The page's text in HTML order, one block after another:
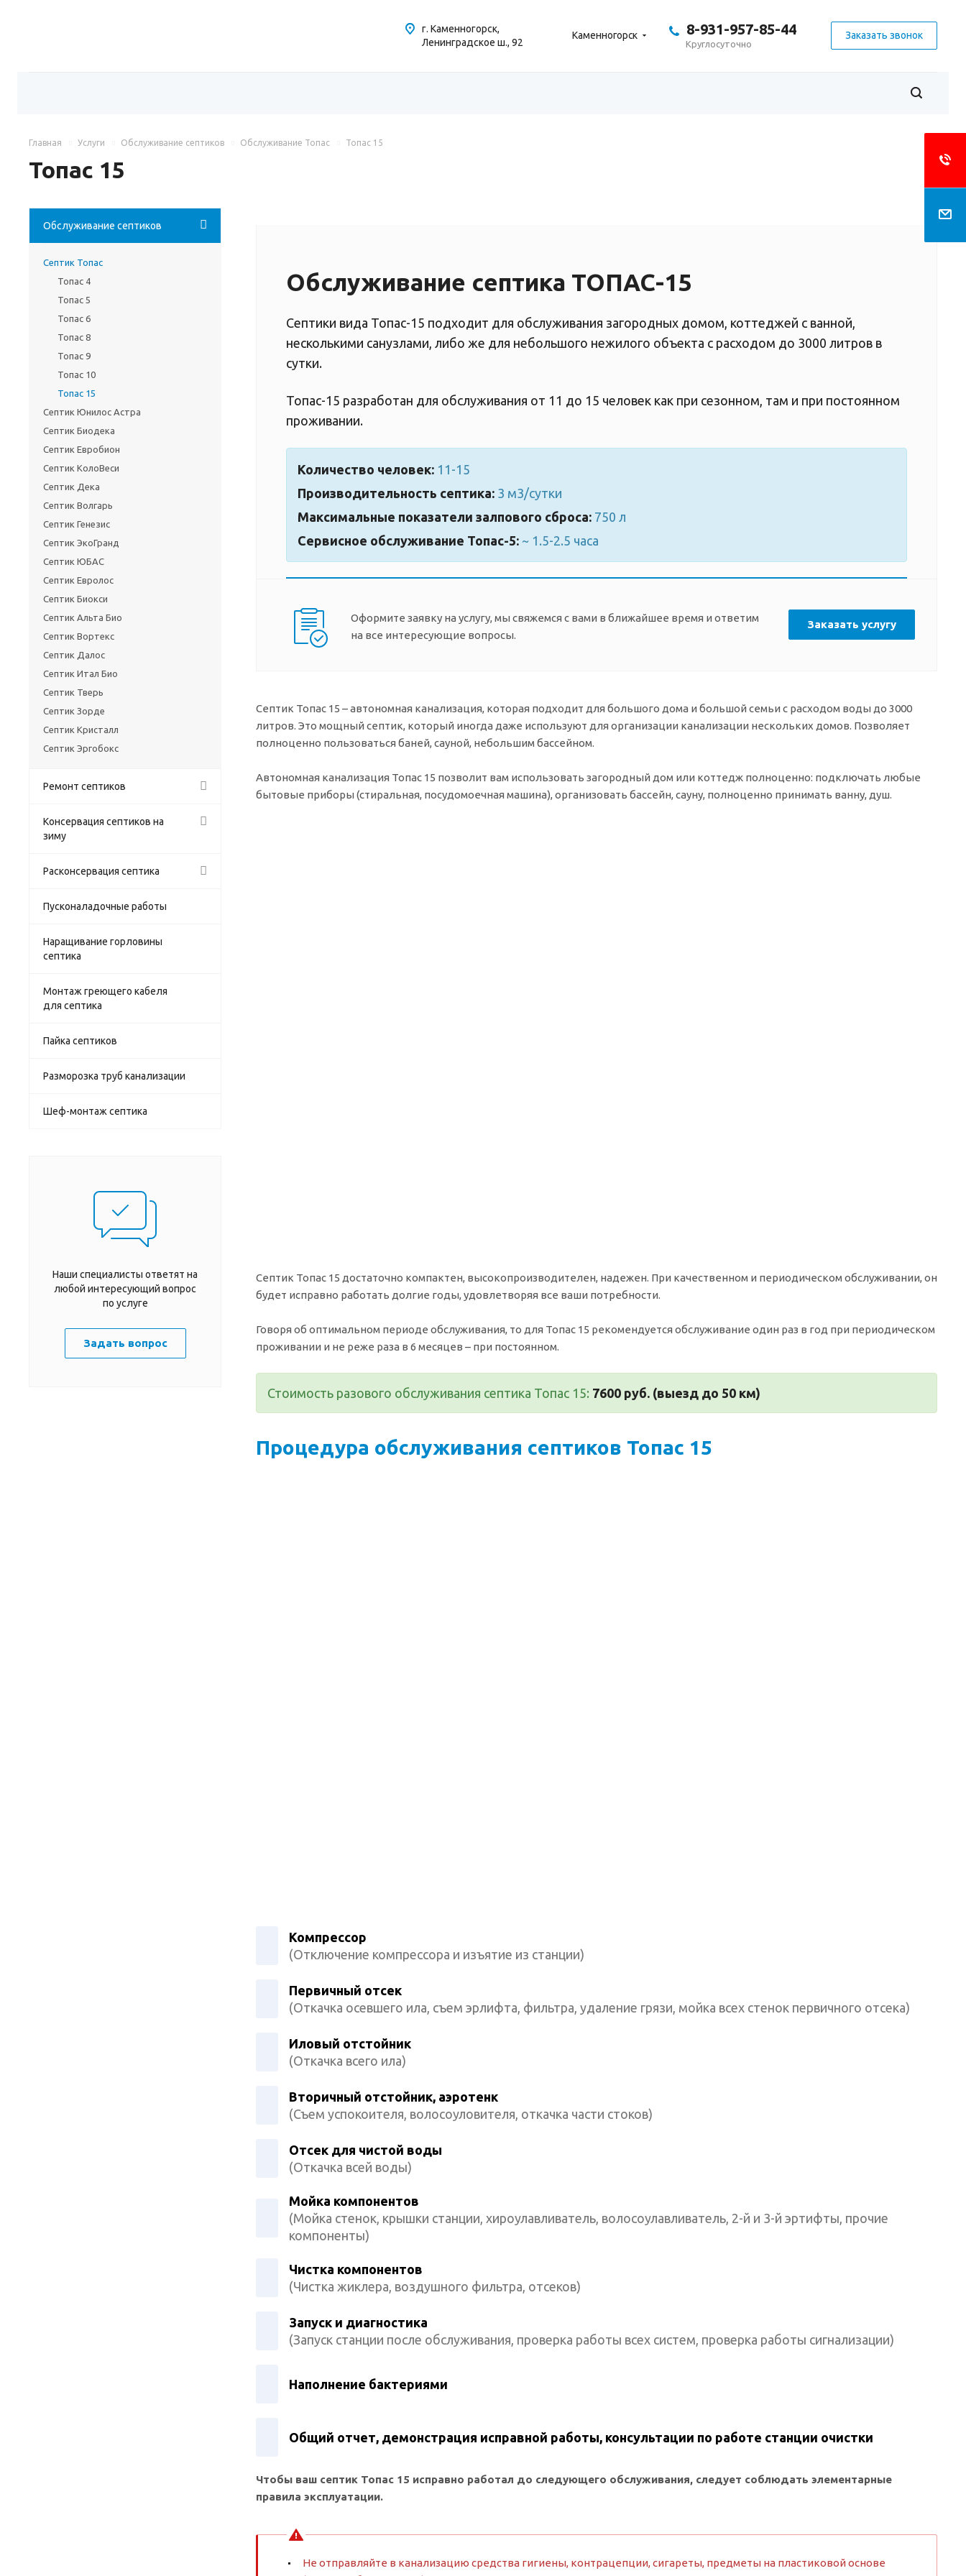
Каменногорск 8-931-957-85-44
Круглосуточно
Заказать звонок
г. Каменногорск,
Ленинградское ш., 92
Главная Услуги Обслуживание септиков Обслуживание Топас Топас 15
Топас 15
Обслуживание септика ТОПАС-15
Септики вида Топас-15 подходит для обслуживания загородных домом, коттеджей с ванной,
несколькими санузлами, либо же для небольшого нежилого объекта с расходом до 3000 литров в
сутки.
Топас-15 разработан для обслуживания от 11 до 15 человек как при сезонном, там и при постоянном
проживании.
Количество человек: 11-15
Производительность септика: 3 м3/сутки
Максимальные показатели залпового сброса: 750 л
Сервисное обслуживание Топас-5: ~ 1.5-2.5 часа
Оформите заявку на услугу, мы свяжемся с вами в ближайшее время и ответим
на все интересующие вопросы.
Заказать услугу
Септик Топас 15 – автономная канализация, которая подходит для большого дома и большой семьи с расходом воды до 3000
литров. Это мощный септик, который иногда даже используют для организации канализации нескольких домов. Позволяет
полноценно пользоваться баней, сауной, небольшим бассейном.
Автономная канализация Топас 15 позволит вам использовать загородный дом или коттедж полноценно: подключать любые
бытовые приборы (стиральная, посудомоечная машина), организовать бассейн, сауну, полноценно принимать ванну, душ.
Септик Топас 15 достаточно компактен, высокопроизводителен, надежен. При качественном и периодическом обслуживании, он
будет исправно работать долгие годы, удовлетворяя все ваши потребности.
Говоря об оптимальном периоде обслуживания, то для Топас 15 рекомендуется обслуживание один раз в год при периодическом
проживании и не реже раза в 6 месяцев – при постоянном.
Стоимость разового обслуживания септика Топас 15: 7600 руб. (выезд до 50 км)
Процедура обслуживания септиков Топас 15
Компрессор
(Отключение компрессора и изъятие из станции)
Первичный отсек
(Откачка осевшего ила, съем эрлифта, фильтра, удаление грязи, мойка всех стенок первичного отсека)
Иловый отстойник
(Откачка всего ила)
Вторичный отстойник, аэротенк
(Съем успокоителя, волосоуловителя, откачка части стоков)
Отсек для чистой воды
(Откачка всей воды)
Мойка компонентов
(Мойка стенок, крышки станции, хироулавливатель, волосоулавливатель, 2-й и 3-й эртифты, прочие
компоненты)
Чистка компонентов
(Чистка жиклера, воздушного фильтра, отсеков)
Запуск и диагностика
(Запуск станции после обслуживания, проверка работы всех систем, проверка работы сигнализации)
Наполнение бактериями
Общий отчет, демонстрация исправной работы, консультации по работе станции очистки
Чтобы ваш септик Топас 15 исправно работал до следующего обслуживания, следует соблюдать элементарные
правила эксплуатации.
Не отправляйте в канализацию средства гигиены, контрацепции, сигареты, предметы на пластиковой основе
Обслуживание септиков
Септик Топас
Топас 4
Топас 5
Топас 6
Топас 8
Топас 9
Топас 10
Топас 15
Септик Юнилос Астра
Септик Биодека
Септик Евробион
Септик КолоВеси
Септик Дека
Септик Волгарь
Септик Генезис
Септик ЭкоГранд
Септик ЮБАС
Септик Евролос
Септик Биокси
Септик Альта Био
Септик Вортекс
Септик Далос
Септик Итал Био
Септик Тверь
Септик Зорде
Септик Кристалл
Септик Эргобокс
Ремонт септиков
Консервация септиков на
зиму
Расконсервация септика
Пусконаладочные работы
Наращивание горловины
септика
Монтаж греющего кабеля
для септика
Пайка септиков
Разморозка труб канализации
Шеф-монтаж септика
Наши специалисты ответят на
любой интересующий вопрос
по услуге
Задать вопрос